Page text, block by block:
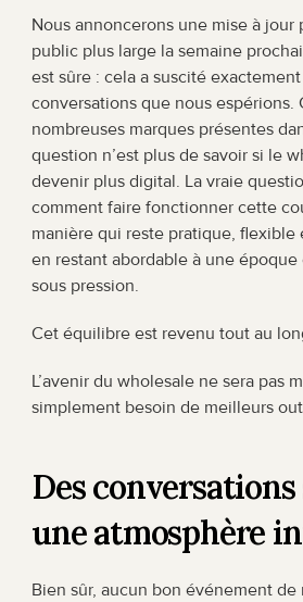
Nous annoncerons une mise à jour
public plus large la semaine
est sûre : cela a suscité
conversations que nous espérions.
nombreuses marques présentes
question n’est plus de savoir si le
devenir plus digital. La vraie
comment faire fonctionner cette
manière qui reste pratique,
en restant abordable à une époque
sous pression.
Cet équilibre est revenu tout au
L’avenir du wholesale ne sera pas
simplement besoin de meilleurs
Des conversations
une atmosphère
Bien sûr, aucun bon événement de